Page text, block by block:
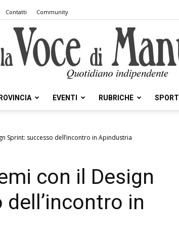
Contatti Community
Voce
EVENTI RUBRICHE SPORT
Sprint: successo dell’incontro in Apindustria
con il Design
in